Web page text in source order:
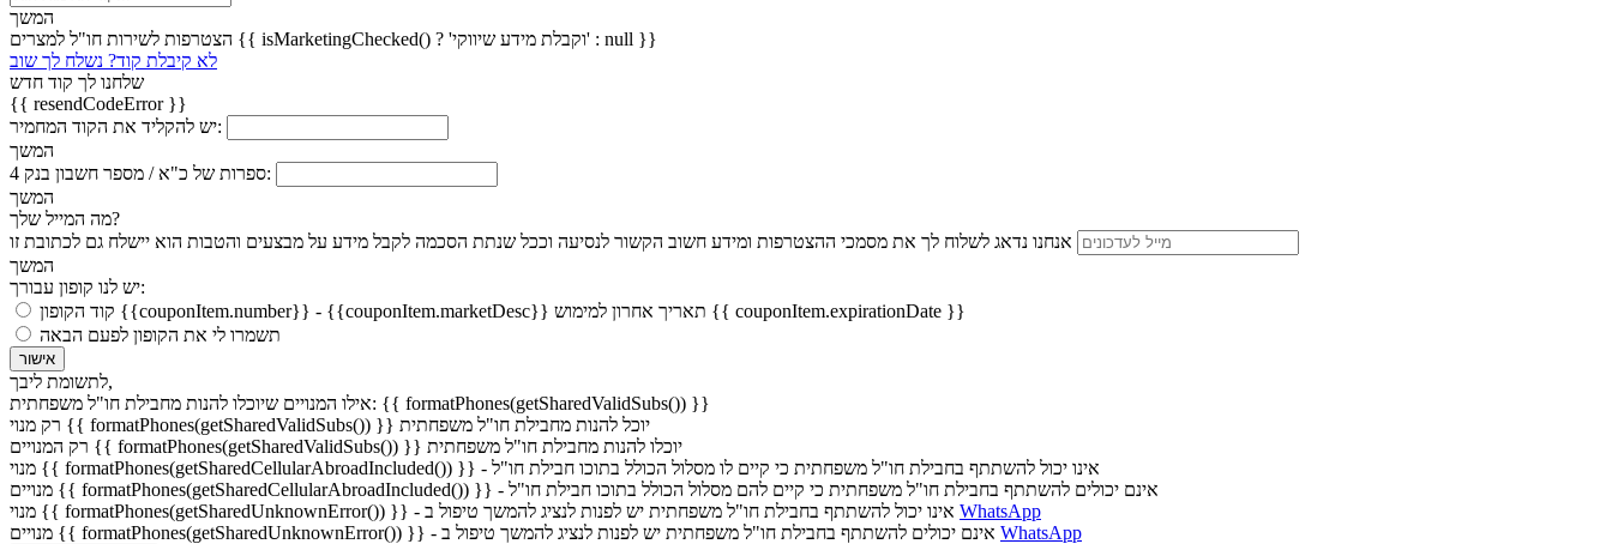
המשך
הצטרפות לשירות חו"ל למצרים {{ isMarketingChecked() ? 'וקבלת מידע שיווקי' : null }}
לא קיבלת קוד? נשלח לך שוב
שלחנו לך קוד חדש
{{ resendCodeError }}
יש להקליד את הקוד המחמיר:
המשך
4 ספרות של כ"א / מספר חשבון בנק:
המשך
מה המייל שלך?
המשך
יש לנו קופון עבורך:
קוד הקופון {{couponItem.number}} - {{couponItem.marketDesc}}
תאריך אחרון למימוש {{ couponItem.expirationDate }}
תשמרו לי את הקופון לפעם הבאה
אישור
לתשומת ליבך,
אילו המנויים שיוכלו להנות מחבילת חו"ל משפחתית: {{ formatPhones(getSharedValidSubs()) }}
רק מנוי {{ formatPhones(getSharedValidSubs()) }} יוכל להנות מחבילת חו"ל משפחתית
רק המנויים {{ formatPhones(getSharedValidSubs()) }} יוכלו להנות מחבילת חו"ל משפחתית
מנוי {{ formatPhones(getSharedCellularAbroadIncluded()) }} - אינו יכול להשתתף בחבילת חו"ל משפחתית כי קיים לו מסלול הכולל בתוכו חבילת חו"ל
מנויים {{ formatPhones(getSharedCellularAbroadIncluded()) }} - אינם יכולים להשתתף בחבילת חו"ל משפחתית כי קיים להם מסלול הכולל בתוכו חבילת חו"ל
WhatsApp
WhatsApp